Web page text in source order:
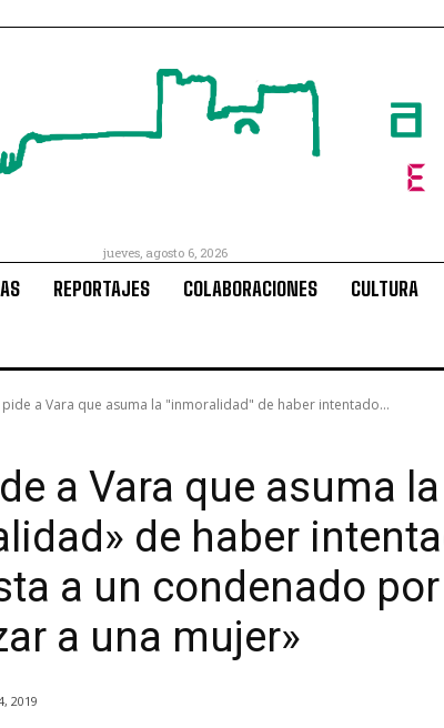
jueves, agosto 6, 2026
REPORTAJES COLABORACIONES CULTURA
pide a Vara que asuma la "inmoralidad" de haber intentado...
a Vara que asuma la
de haber
a un condenado por
a una mujer»
2019